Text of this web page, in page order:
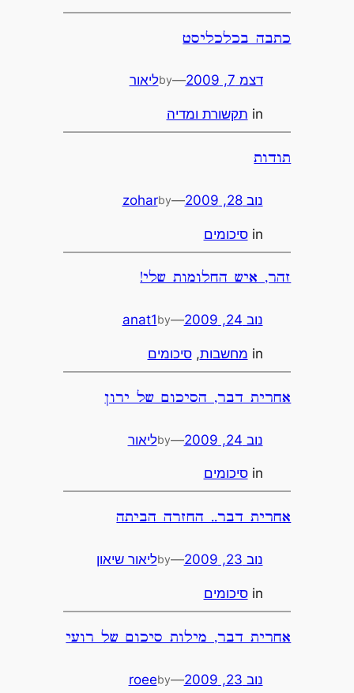
כתבה בכלכליסט
דצמ 7, 2009 —
byליאור
in תקשורת ומדיה
תודות
נוב 28, 2009 —
by
zohar
in סיכומים
זהר, איש החלומות שלי!‬
נוב 24, 2009 —
by
anat1
in מחשבות, סיכומים
אחרית דבר, הסיכום של ירון
נוב 24, 2009 —
byליאור
in סיכומים
אחרית דבר.. החזרה הביתה
נוב 23, 2009 —
byליאור שיאון
in סיכומים
אחרית דבר, מילות סיכום של רועי
נוב 23, 2009 —
by
roee